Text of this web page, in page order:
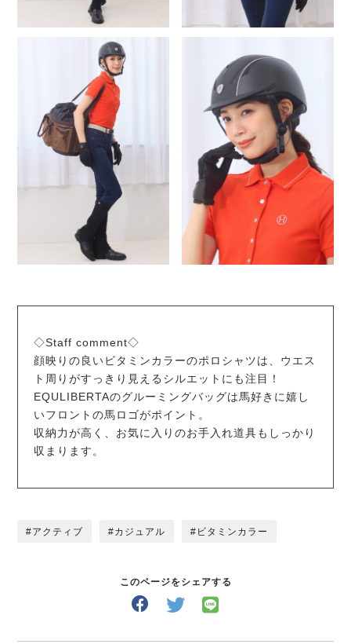
◇Staff comment◇
顔映りの良いビタミンカラーのポロシャツは、ウエス
ト周りがすっきり見えるシルエットにも注目！
EQULIBERTAのグルーミングバッグは馬好きに嬉し
いフロントの馬ロゴがポイント。
収納力が高く、お気に入りのお手入れ道具もしっかり
収まります。
アクティブ カジュアル ビタミンカラー
このページをシェアする